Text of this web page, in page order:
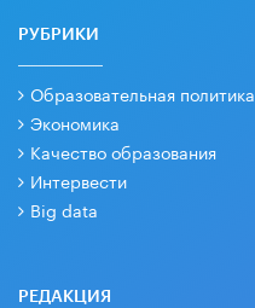
РУБРИКИ
Образовательная политика
Экономика
Качество образования
Интервести
Big data
РЕДАКЦИЯ